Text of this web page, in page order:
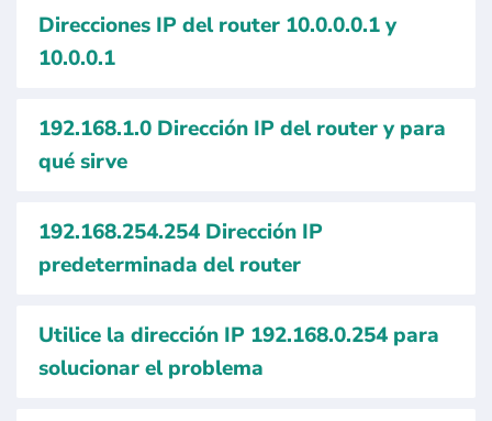
Direcciones IP del router 10.0.0.0.1 y
10.0.0.1
192.168.1.0 Dirección IP del router y para
qué sirve
192.168.254.254 Dirección IP
predeterminada del router
Utilice la dirección IP 192.168.0.254 para
solucionar el problema